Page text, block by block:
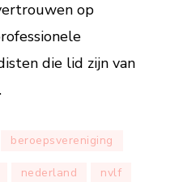
op
die lid zijn van
beroepsvereniging
nederland
nvlf